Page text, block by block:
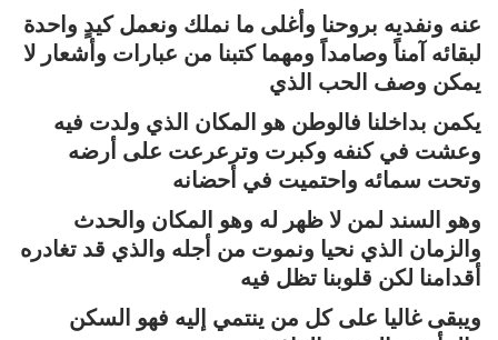
عنه ونفديه بروحنا وأغلى ما نملك ونعمل كيدٍ واحدة
لبقائه آمناً وصامداً ومهما كتبنا من عبارات وأشعار لا
يمكن وصف الحب الذي
يكمن بداخلنا فالوطن هو المكان الذي ولدت فيه
وعشت في كنفه وكبرت وترعرعت على أرضه
وتحت سمائه واحتميت في أحضانه
وهو السند لمن لا ظهر له وهو المكان والحدث
والزمان الذي نحيا ونموت من أجله والذي قد تغادره
أقدامنا لكن قلوبنا تظل فيه
ويبقى غاليا على كل من ينتمي إليه فهو السكن